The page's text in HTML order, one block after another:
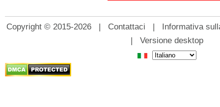
Copyright © 2015-2026 | Contattaci
Informativa
Versione desktop